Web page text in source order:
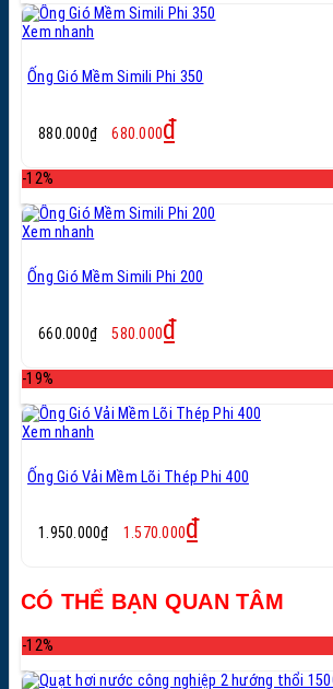
Xem nhanh
Ống Gió Mềm Simili Phi 350
880.000₫
Giá
gốc
680.000₫
-12%
Xem nhanh
Ống Gió Mềm Simili Phi 200
660.000₫
gốc
580.000₫
-19%
Xem nhanh
Ống Gió Vải Mềm Lõi Thép Phi 400
1.950.000₫
Giá
gốc
1.570.000₫
1.570.000₫.
CÓ THỂ BẠN QUAN TÂM
-12%